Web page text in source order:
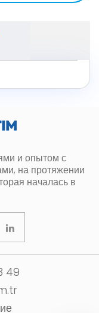
и опытом с
на протяжении
началась в
49